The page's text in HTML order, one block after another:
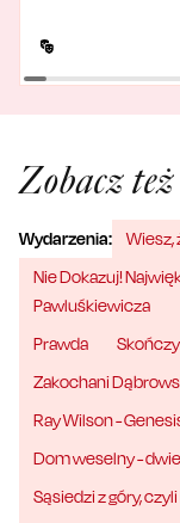
Zobacz też
Wydarzenia:
Wiesz,
Nie Dokazuj!
Pawluśkiewicza
Prawda
Zakochani
Ray Wilson -
Dom weselny -
Sąsiedzi z góry,